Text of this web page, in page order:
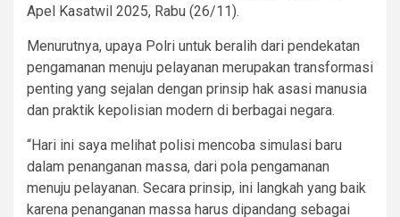
Apel Kasatwil 2025, Rabu (26/11).
Menurutnya, upaya Polri untuk beralih dari pendekatan
pengamanan menuju pelayanan merupakan transformasi
penting yang sejalan dengan prinsip hak asasi manusia
dan praktik kepolisian modern di berbagai negara.
“Hari ini saya melihat polisi mencoba simulasi baru
dalam penanganan massa, dari pola pengamanan
menuju pelayanan. Secara prinsip, ini langkah yang baik
karena penanganan massa harus dipandang sebagai